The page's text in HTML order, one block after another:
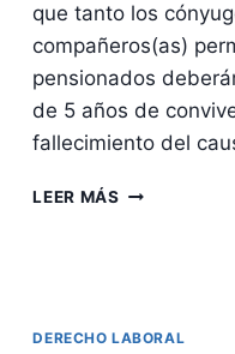
que tanto los
compañeros(as)
pensionados
de 5 años de
fallecimiento del
LEER MÁS CORTE
SOBRE
DERECHO LABORAL